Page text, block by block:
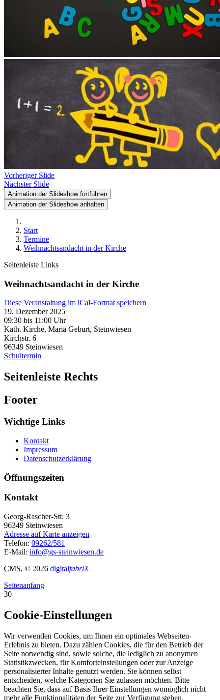
Vorheriger Slide
Nächster Slide
Animation der Slideshow fortführen
Animation der Slideshow anhalten
Start
Termine
Weihnachtsandacht in der Kirche
Seitenleiste Links
Weihnachtsandacht in der Kirche
Diese Veranstaltung im iCal-Format speichern
19. Dezember 2025
09:30 bis 11:00 Uhr
Kath. Kirche, Mariä Geburt, Steinwiesen
Kirchstr. 6
96349 Steinwiesen
Schultermin
Seitenleiste Rechts
Footer
Wichtige Links
Kontakt
Impressum
Datenschutzerklärung
Öffnungszeiten
Kontakt
Georg-Rascher-Str. 3
96349 Steinwiesen
Adresse auf Karte anzeigen
Telefon: 09262/581
E-Mail: info@gs-steinwiesen.de
CMS, © 2026 digitalfabriX
Seitenanfang
30
Cookie-Einstellungen
Wir verwenden Cookies, um Ihnen ein optimales Webseiten-
Erlebnis zu bieten. Dazu zählen Cookies, die für den Betrieb der
Seite notwendig sind, sowie solche, die lediglich zu anonymen
Statistikzwecken, für Komforteinstellungen oder zur Anzeige
personalisierter Inhalte genutzt werden. Sie können selbst
entscheiden, welche Kategorien Sie zulassen möchten. Bitte
beachten Sie, dass auf Basis Ihrer Einstellungen womöglich nicht
mehr alle Funktionalitäten der Seite zur Verfügung stehen.